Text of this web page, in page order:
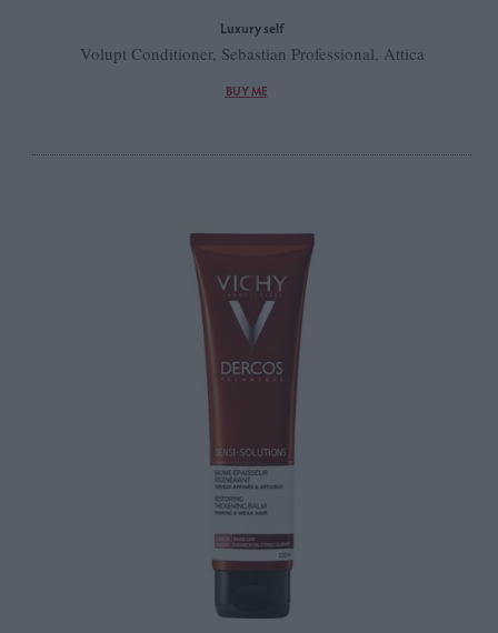
Luxury self
Volupt Conditioner, Sebastian Professional, Attica
BUY ME